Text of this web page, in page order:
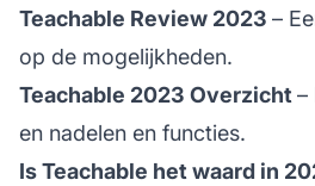
Teachable Review 2023 –
op de mogelijkheden.
Teachable 2023 Overzicht –
en nadelen en functies.
Is Teachable het waard in